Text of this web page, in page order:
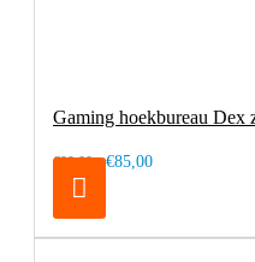
Gaming hoekbureau Dex
€99,00 €85,00